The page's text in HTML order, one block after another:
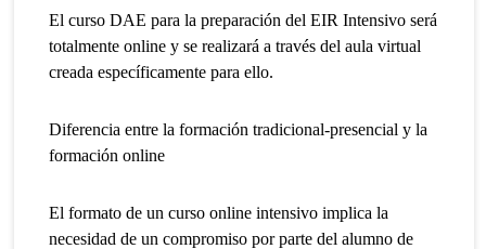
El curso DAE para la preparación del EIR Intensivo será
totalmente online y se realizará a través del aula virtual
creada específicamente para ello.
Diferencia entre la formación tradicional-presencial y la
formación online
El formato de un curso online intensivo implica la
necesidad de un compromiso por parte del alumno de